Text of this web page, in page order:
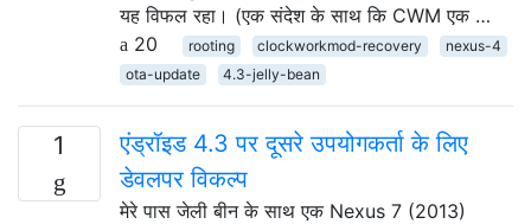
यह विफल रहा। (एक संदेश के साथ कि CWM एक …
20
rooting clockworkmod-recovery
nexus-4
ota-update
4.3-jelly-bean
1
एंड्रॉइड 4.3 पर दूसरे उपयोगकर्ता के लिए
डेवलपर विकल्प
मेरे पास जेली बीन के साथ एक Nexus 7 (2013)